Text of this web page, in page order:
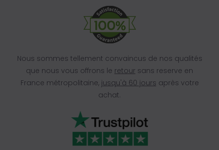
Nous sommes tellement convaincus de nos qualités
que nous vous offrons le retour sans reserve en
France métropolitaine, jusqu'à 60 jours après votre
achat.